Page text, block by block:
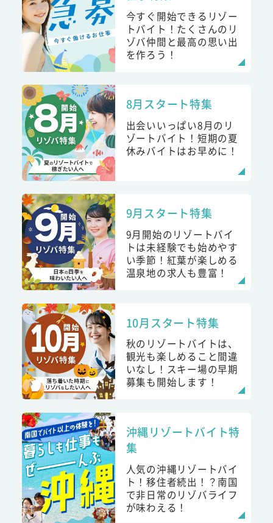
今すぐ開始できるリゾー
トバイト！たくさんのリ
ゾバ仲間と最高の思い出
を作ろう！
8月スタート特集
出会いいっぱい8月のリ
ゾートバイト！短期の夏
休みバイトはお早めに！
9月スタート特集
9月開始のリゾートバイ
トは未経験でも始めやす
い季節！紅葉が楽しめる
温泉地の求人も豊富！
10月スタート特集
秋のリゾートバイトは、
観光も楽しめること間違
いなし！スキー場の早期
募集も開始します！
沖縄リゾートバイト特
集
人気の沖縄リゾートバイ
ト！移住者続出！？南国
で非日常のリゾバライフ
が味わえる！